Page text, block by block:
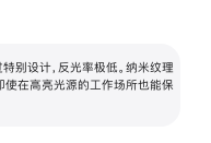
别设计，反光率极低。纳米纹理
使在高亮光源的工作场所也能保